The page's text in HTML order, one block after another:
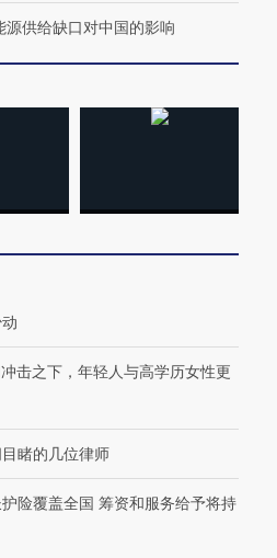
源供给缺口对中国的影响
击之下，年轻人与高学历女性更
睹的几位律师
险覆盖全国 筹资和服务给予将持